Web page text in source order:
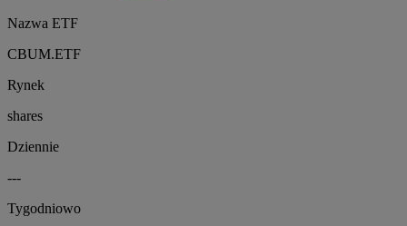
Nazwa ETF
CBUM.ETF
Rynek
shares
Dziennie
---
Tygodniowo